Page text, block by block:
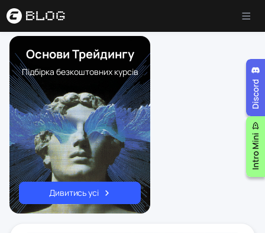
Основи Трейдингу
Підбірка безкоштовних курсів
Дивитись усі